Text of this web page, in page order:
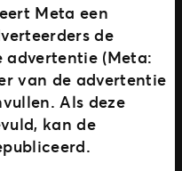
Meta een
de
advertentie (Meta:
van de advertentie
Als deze
kan de